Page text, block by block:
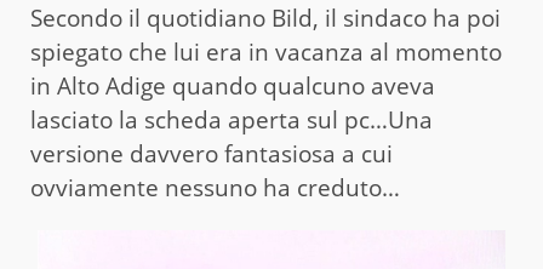
Secondo il quotidiano Bild, il sindaco ha poi
spiegato che lui era in vacanza al momento
in Alto Adige quando qualcuno aveva
lasciato la scheda aperta sul pc…Una
versione davvero fantasiosa a cui
ovviamente nessuno ha creduto…